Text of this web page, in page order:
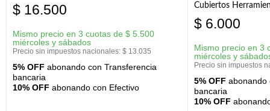
$ 16.500
Mismo precio en 3 cuotas de $ 5.500
miércoles y sábados
Precio sin impuestos nacionales: $ 13.035
5% OFF abonando con Transferencia
bancaria
10% OFF abonando con Efectivo
Cubiertos
$ 6.000
Mismo precio en 3
miércoles y
Precio sin impuestos
5% OFF abonando
bancaria
10% OFF